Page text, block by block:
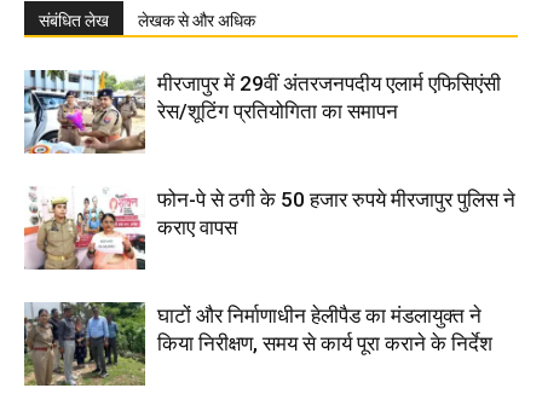
संबंधित लेख लेखक से और अधिक
मीरजापुर में 29वीं अंतरजनपदीय एलार्म एफिसिएंसी
रेस/शूटिंग प्रतियोगिता का समापन
फोन-पे से ठगी के 50 हजार रुपये मीरजापुर पुलिस ने
कराए वापस
घाटों और निर्माणाधीन हेलीपैड का मंडलायुक्त ने
किया निरीक्षण, समय से कार्य पूरा कराने के निर्देश